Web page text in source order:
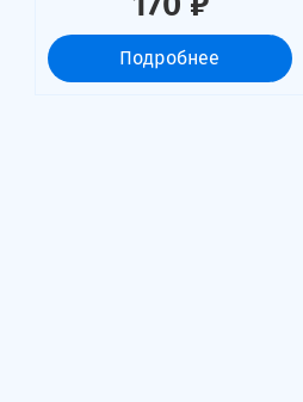
Подробнее